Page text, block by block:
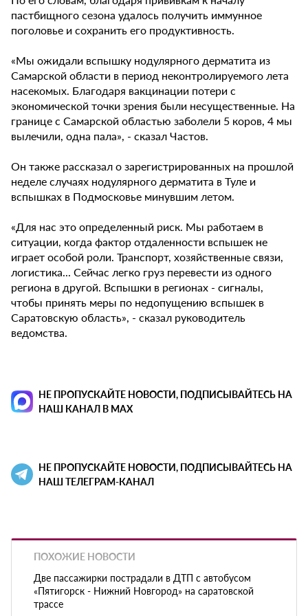
пастбищного сезона удалось получить иммунное
поголовье и сохранить его продуктивность.
«Мы ожидали вспышку нодулярного дерматита из
Самарской области в период неконтролируемого лета
насекомых. Благодаря вакцинации потери с
экономической точки зрения были несущественные. На
границе с Самарской областью заболели 5 коров, 4 мы
вылечили, одна пала», - сказал Частов.
Он также рассказал о зарегистрированных на прошлой
неделе случаях нодулярного дерматита в Туле и
вспышках в Подмосковье минувшим летом.
«Для нас это определенный риск. Мы работаем в
ситуации, когда фактор отдаленности вспышек не
играет особой роли. Транспорт, хозяйственные связи,
логистика... Сейчас легко груз перевести из одного
региона в другой. Вспышки в регионах - сигналы,
чтобы принять меры по недопущению вспышек в
Саратовскую область», - сказал руководитель
ведомства.
НЕ ПРОПУСКАЙТЕ НОВОСТИ, ПОДПИСЫВАЙТЕСЬ НА
НАШ КАНАЛ В MAX
НЕ ПРОПУСКАЙТЕ НОВОСТИ, ПОДПИСЫВАЙТЕСЬ НА
НАШ ТЕЛЕГРАМ-КАНАЛ
ПОХОЖИЕ НОВОСТИ
Две пассажирки пострадали в ДТП с автобусом
«Пятигорск - Нижний Новгород» на саратовской
трассе